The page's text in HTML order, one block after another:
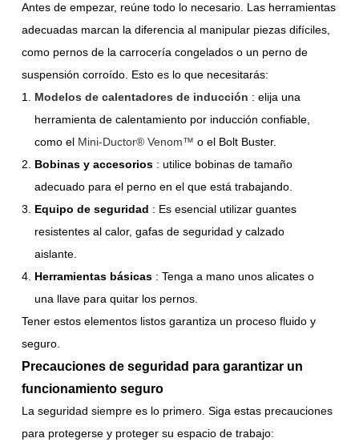
Antes de empezar, reúne todo lo necesario. Las herramientas
adecuadas marcan la diferencia al manipular piezas difíciles,
como pernos de la carrocería congelados o un perno de
suspensión corroído. Esto es lo que necesitarás:
Modelos de calentadores de inducción : elija una
herramienta de calentamiento por inducción confiable,
como el Mini-Ductor® Venom™ o el Bolt Buster.
Bobinas y accesorios : utilice bobinas de tamaño
adecuado para el perno en el que está trabajando.
Equipo de seguridad : Es esencial utilizar guantes
resistentes al calor, gafas de seguridad y calzado
aislante.
Herramientas básicas : Tenga a mano unos alicates o
una llave para quitar los pernos.
Tener estos elementos listos garantiza un proceso fluido y
seguro.
Precauciones de seguridad para garantizar un
funcionamiento seguro
La seguridad siempre es lo primero. Siga estas precauciones
para protegerse y proteger su espacio de trabajo: